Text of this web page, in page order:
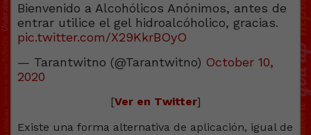
Bienvenido a Alcohólicos Anónimos, antes de
entrar utilice el gel hidroalcóholico, gracias.
pic.twitter.com/X29KkrBOyO
— Tarantwitno (@Tarantwitno) October 10,
2020
[Ver en Twitter]
Existe una forma alternativa de aplicación, igual de